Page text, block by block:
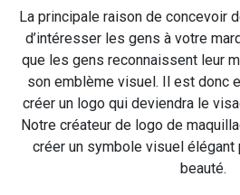
La principale raison de concevoir
d’intéresser les gens à votre
que les gens reconnaissent leur
son emblème visuel. Il est donc
créer un logo qui deviendra le
Notre créateur de logo de
créer un symbole visuel élégant
beauté.